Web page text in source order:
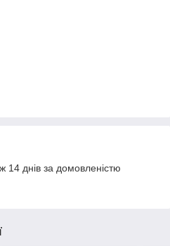
14 днів за домовленістю